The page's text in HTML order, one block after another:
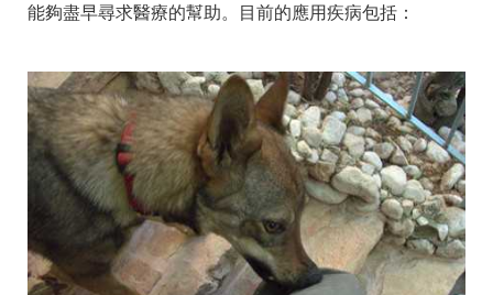
能夠盡早尋求醫療的幫助。目前的應用疾病包括：